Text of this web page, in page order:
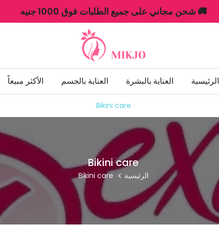
🚚 شحن مجاني على جميع الطلبات فوق 1000 جنيه
الرئيسية العناية بالبشرة العناية بالجسم الأكثر مبيعاً
Bikini care
Bikini care
الرئيسية Bikini care